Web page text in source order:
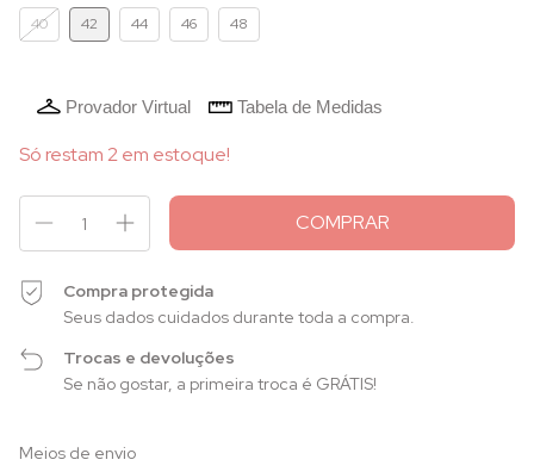
40 42 44 46 48
Provador Virtual Tabela de Medidas
Só restam 2em estoque!
Compra protegida
Seus dados cuidados durante toda a compra.
Trocas e devoluções
Se não gostar, a primeira troca é GRÁTIS!
Entregas para o CEP:
Meios de envio